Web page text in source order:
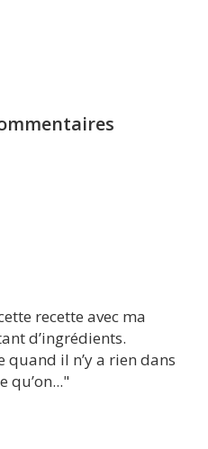
recette avec ma
d’ingrédients.
quand il n’y a rien dans
qu’on..."